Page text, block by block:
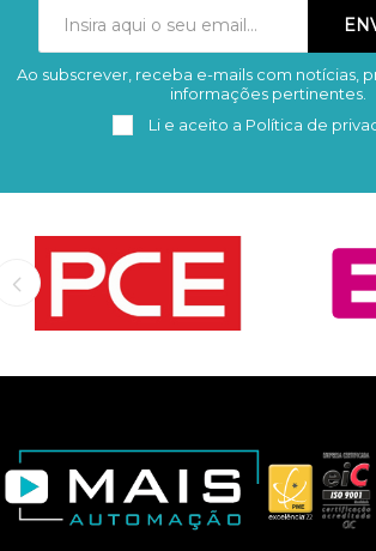
Subscrever
Ao subscrever, receba e-mails com notícias,
informações pertinentes.
Li e aceito a Política de